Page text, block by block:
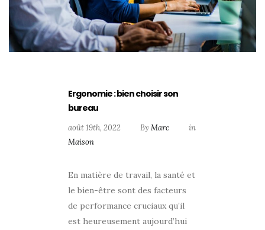
Ergonomie : bien choisir son
bureau
août 19th, 2022 By Marc
in
Maison
En matière de travail, la santé et
le bien-être sont des facteurs
de performance cruciaux qu’il
est heureusement aujourd’hui